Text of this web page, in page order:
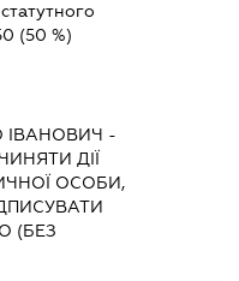
(50 %)
ІВАНОВИЧ -
ДІЇ
ОСОБИ,
(БЕЗ